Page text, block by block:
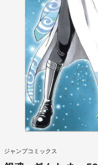
ジャンプコミックス